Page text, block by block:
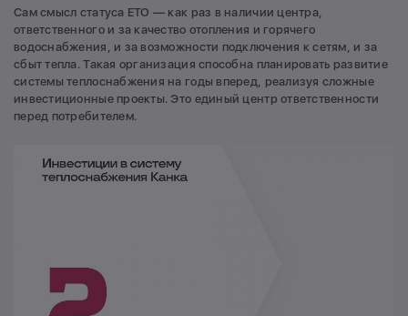
Сам смысл статуса ЕТО — как раз в наличии центра,
ответственного и за качество отопления и горячего
водоснабжения, и за возможности подключения к сетям, и за
сбыт тепла. Такая организация способна планировать развитие
системы теплоснабжения на годы вперед, реализуя сложные
инвестиционные проекты. Это единый центр ответственности
перед потребителем.